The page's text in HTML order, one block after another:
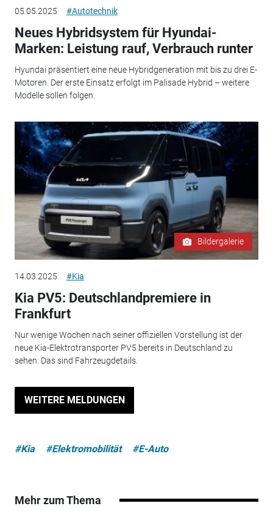
05.05.2025 #Autotechnik
Neues Hybridsystem für Hyundai-
Marken: Leistung rauf, Verbrauch runter
Hyundai präsentiert eine neue Hybridgeneration mit bis zu drei E-
Motoren. Der erste Einsatz erfolgt im Palisade Hybrid – weitere
Modelle sollen folgen.
Bildergalerie
14.03.2025 #Kia
Kia PV5: Deutschlandpremiere in
Frankfurt
Nur wenige Wochen nach seiner offiziellen Vorstellung ist der
neue Kia-Elektrotransporter PV5 bereits in Deutschland zu
sehen. Das sind Fahrzeugdetails.
WEITERE MELDUNGEN
#Kia #Elektromobilität #E-Auto
Mehr zum Thema